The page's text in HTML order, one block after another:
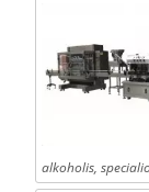
alkoholis,